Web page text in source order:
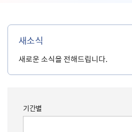
새소식
새로운 소식을 전해드립니다.
기간별